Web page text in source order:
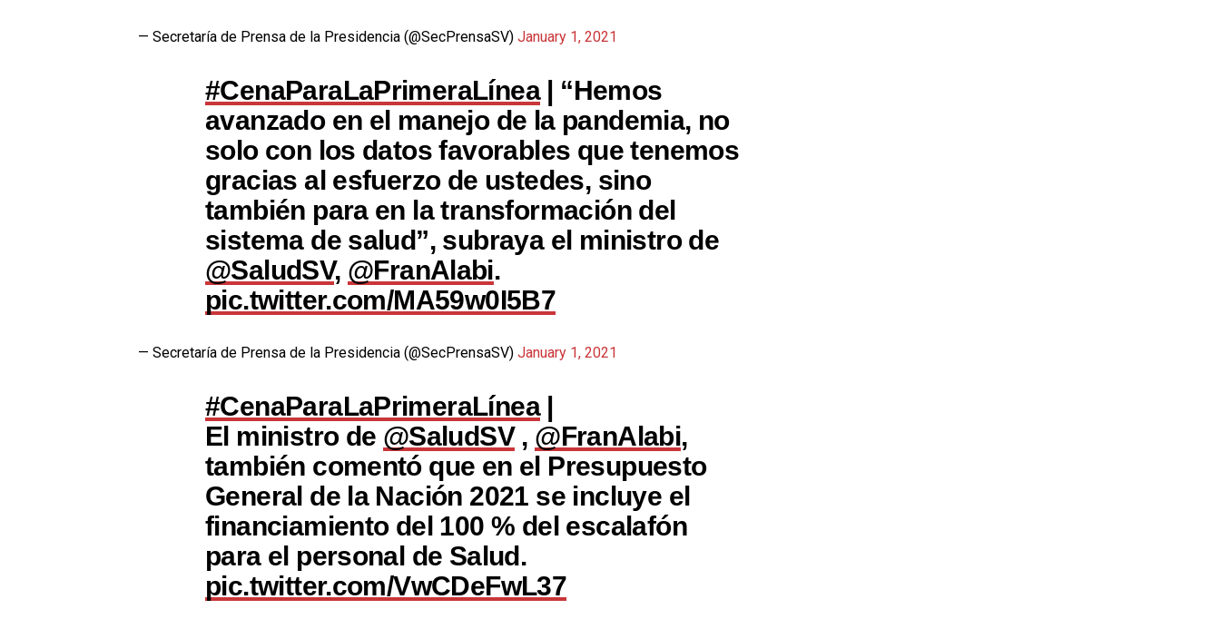
— Secretaría de Prensa de la Presidencia (@SecPrensaSV) January 1, 2021
#CenaParaLaPrimeraLínea| “Hemos
avanzado en el manejo de la pandemia, no
solo con los datos favorables que tenemos
gracias al esfuerzo de ustedes, sino
también para en la transformación del
sistema de salud”, subraya el ministro de
@SaludSV, @FranAlabi.
pic.twitter.com/MA59w0I5B7
— Secretaría de Prensa de la Presidencia (@SecPrensaSV) January 1, 2021
#CenaParaLaPrimeraLínea|
El ministro de @SaludSV, @FranAlabi,
también comentó que en el Presupuesto
General de la Nación 2021 se incluye el
financiamiento del 100 % del escalafón
para el personal de Salud.
pic.twitter.com/VwCDeFwL37